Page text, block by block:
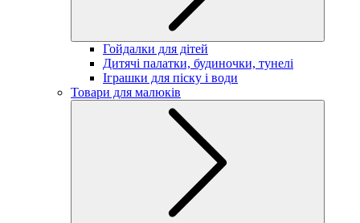
Гойдалки для дітей
Дитячі палатки, будиночки, тунелі
Іграшки для піску і води
Товари для малюків